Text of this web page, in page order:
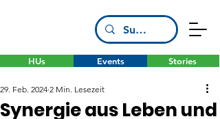
HUs Stories
Events
Synergie aus Leben und
29. Feb. 2024 2 Min. Lesezeit